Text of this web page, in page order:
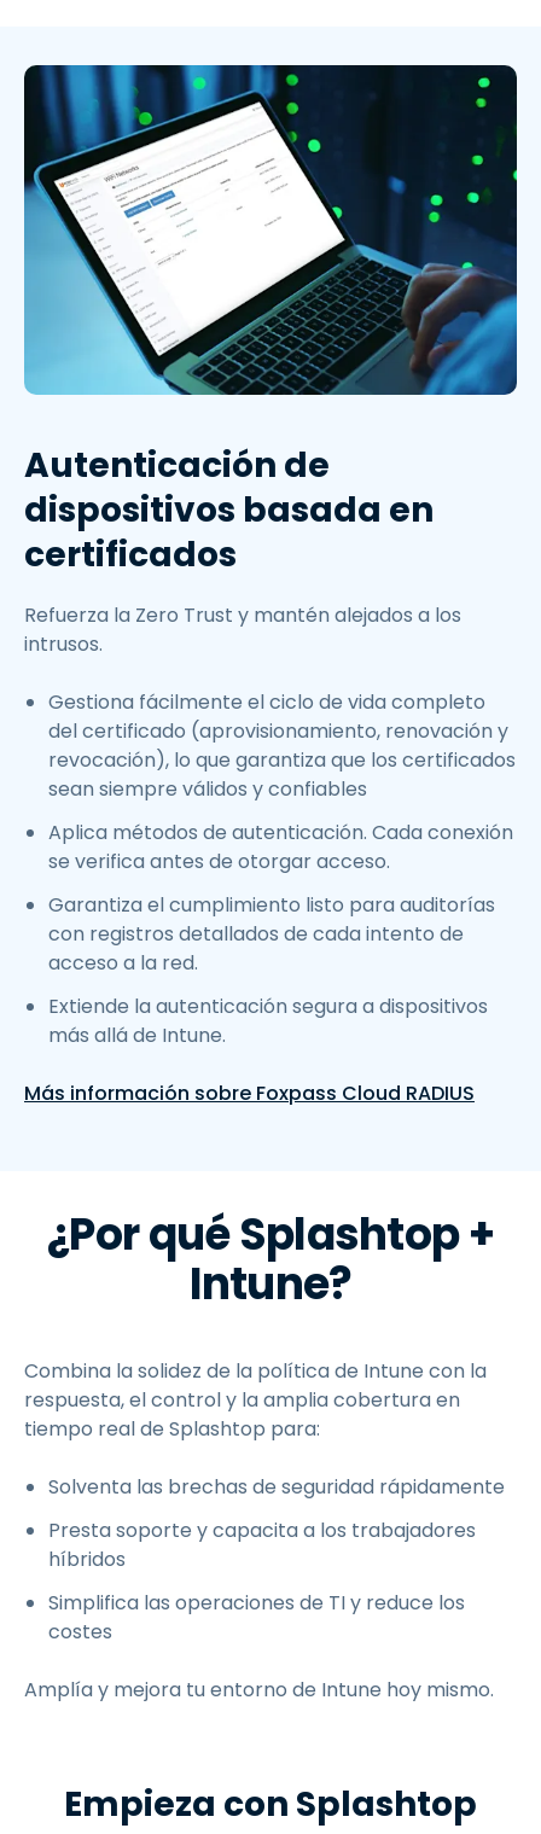
Autenticación de
dispositivos basada en
certificados
Refuerza la Zero Trust y mantén alejados a los
intrusos.
Gestiona fácilmente el ciclo de vida completo
del certificado (aprovisionamiento, renovación y
revocación), lo que garantiza que los certificados
sean siempre válidos y confiables
Aplica métodos de autenticación. Cada conexión
se verifica antes de otorgar acceso.
Garantiza el cumplimiento listo para auditorías
con registros detallados de cada intento de
acceso a la red.
Extiende la autenticación segura a dispositivos
más allá de Intune.
Más información sobre Foxpass Cloud RADIUS
¿Por qué Splashtop +
Intune?
Combina la solidez de la política de Intune con la
respuesta, el control y la amplia cobertura en
tiempo real de Splashtop para:
Solventa las brechas de seguridad rápidamente
Presta soporte y capacita a los trabajadores
híbridos
Simplifica las operaciones de TI y reduce los
costes
Amplía y mejora tu entorno de Intune hoy mismo.
Empieza con Splashtop